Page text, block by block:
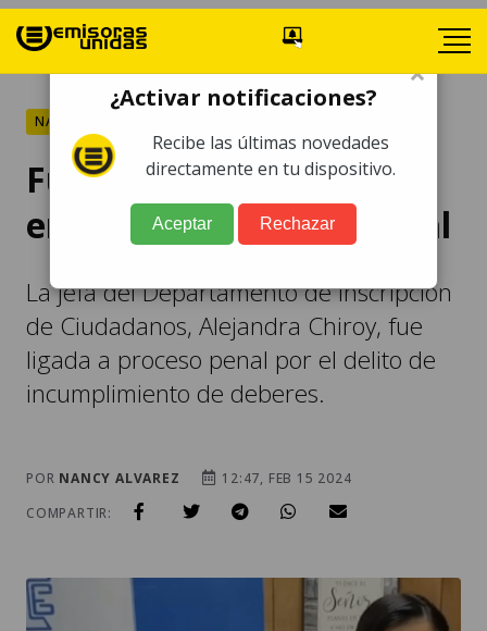
NACIONALES
Funcionaria del TSE
enfrentará proceso penal
La jefa del Departamento de Inscripción
de Ciudadanos, Alejandra Chiroy, fue
ligada a proceso penal por el delito de
incumplimiento de deberes.
POR NANCY ALVAREZ
12:47, FEB 15 2024
COMPARTIR:
×
¿Activar notificaciones?
Recibe las últimas novedades
directamente en tu dispositivo.
Aceptar Rechazar